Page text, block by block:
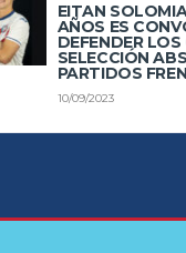
EITAN
AÑOS ES
DEFENDER
SELECCIÓN
PARTIDOS
10/09/2023